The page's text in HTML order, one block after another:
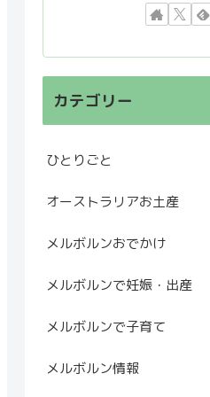
カテゴリー
ひとりごと
オーストラリアお土産
メルボルンおでかけ
メルボルンで妊娠・出産
メルボルンで子育て
メルボルン情報